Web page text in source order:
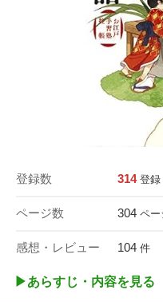
登録数 314 登録
ページ数 304 ペー
感想・レビュー 104 件
▶︎あらすじ・内容を見る